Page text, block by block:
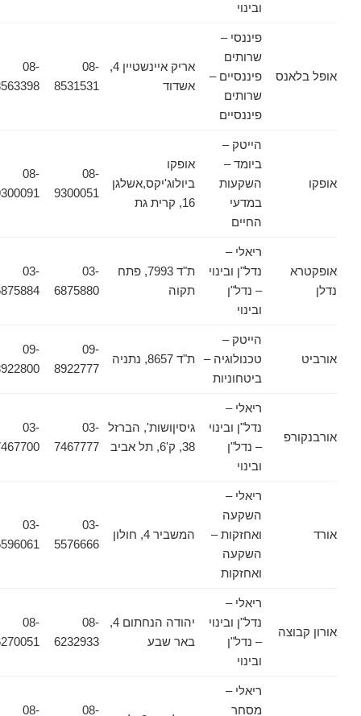
ובינוי
אופל בלאנס
פיננסי –
שרותים
פיננסיים –
שרותים
פיננסיים
אריק איינשטיין 4,
אשדוד
08-
8531531
08-
8563398
אופקו
הייטק –
ביומד –
השקעות
במדעי
החיים
אופקו
ביולוג'יקס,אשלגן
16, קרית גת
08-
9300051
08-
9300091
אופקטרא
נדלן
ריאלי –
נדל"ן ובינוי
– נדל"ן
ובינוי
ת"ד 7993, פתח
תקוה
03-
6875880
03-
6875884
אורביט
הייטק –
טכנולוגיה –
ביטחוניות
ת"ד 8657, נתניה
09-
8922777
09-
8922800
אורבנקורפ
ריאלי –
נדל"ן ובינוי
– נדל"ן
ובינוי
גיסיןושות', הברזל
38, ק'6, תל אביב
03-
7467777
03-
7467700
אורד
ריאלי –
השקעה
ואחזקות –
השקעה
ואחזקות
המשביר 4, חולון
03-
5576666
03-
5596061
אורון קבוצה
ריאלי –
נדל"ן ובינוי
– נדל"ן
ובינוי
יהודה הנחתום 4,
באר שבע
08-
6232933
08-
6270051
ריאלי –
מסחר
08-
08-